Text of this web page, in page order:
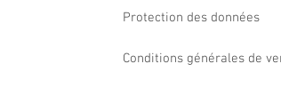
Protection des données
Conditions générales de